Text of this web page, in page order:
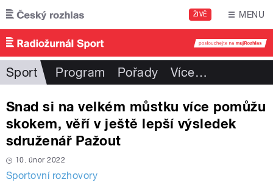
Přejít k hlavnímu obsahu
ŽIVĚ MENU
Sport Program Pořady Více…
Snad si na velkém můstku více pomůžu
skokem, věří v ještě lepší výsledek
sdruženář Pažout
10. únor 2022
Sportovní rozhovory